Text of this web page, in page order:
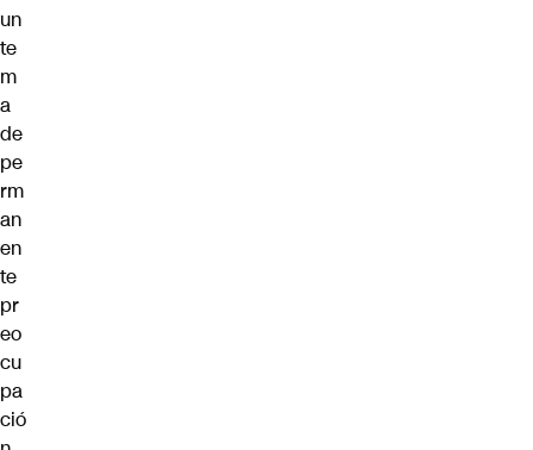
un
te
m
a
de
pe
rm
an
en
te
pr
eo
cu
pa
ció